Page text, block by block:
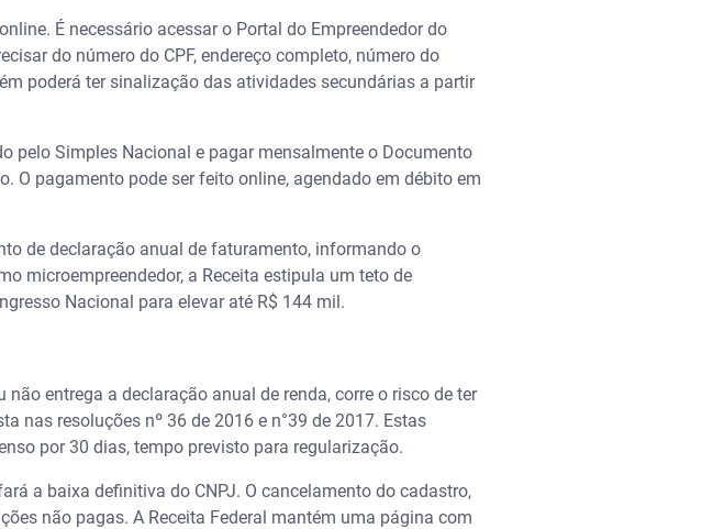
É necessário acessar o Portal do Empreendedor do
do número do CPF, endereço completo, número do
poderá ter sinalização das atividades secundárias a partir
pelo Simples Nacional e pagar mensalmente o Documento
O pagamento pode ser feito online, agendado em débito em
de declaração anual de faturamento, informando o
microempreendedor, a Receita estipula um teto de
Nacional para elevar até R$ 144 mil.
entrega a declaração anual de renda, corre o risco de ter
nas resoluções nº 36 de 2016 e n°39 de 2017. Estas
por 30 dias, tempo previsto para regularização.
a baixa definitiva do CNPJ. O cancelamento do cadastro,
não pagas. A Receita Federal mantém uma página com